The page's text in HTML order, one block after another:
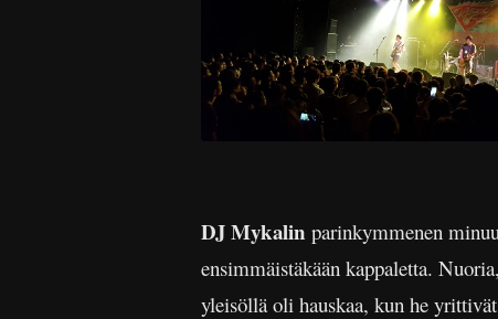
DJ Mykalin parinkymmenen
ensimmäistäkään kappaletta.
yleisöllä oli hauskaa, kun he